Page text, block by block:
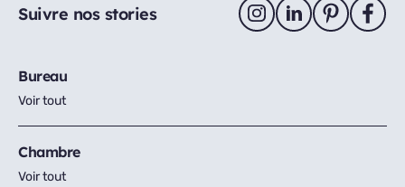
Suivre nos stories
Bureau
Voir tout
Chambre
Voir tout